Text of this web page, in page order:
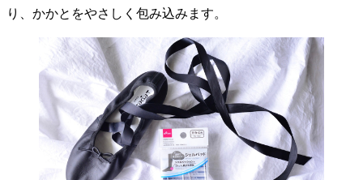
り、かかとをやさしく包み込みます。